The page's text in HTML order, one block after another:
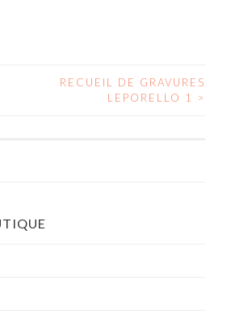
RECUEIL DE GRAVURES
LEPORELLO 1
>